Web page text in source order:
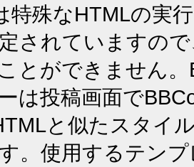
特殊なHTMLの実
されていますの
とができません
は投稿画面で
と似たスタイ
。使用するテン